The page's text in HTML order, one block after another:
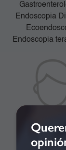
Endoscopia
Endoscopia